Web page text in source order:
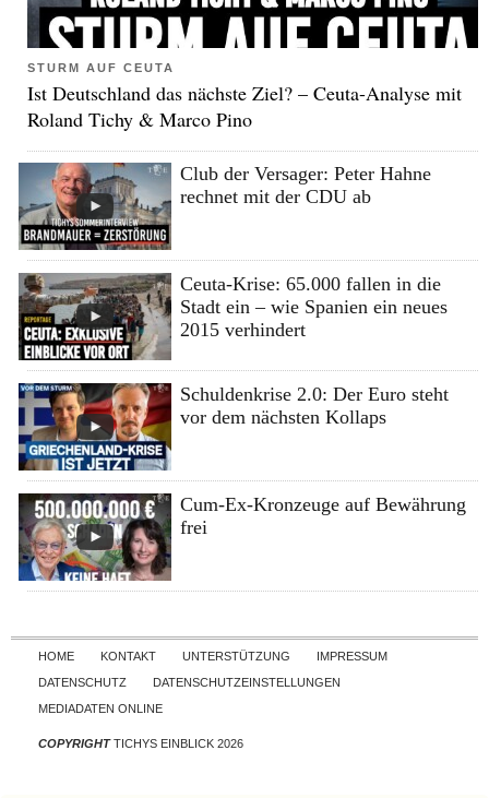
STURM AUF CEUTA
Ist Deutschland das nächste Ziel? – Ceuta-Analyse mit
Roland Tichy & Marco Pino
Club der Versager: Peter Hahne
rechnet mit der CDU ab
Ceuta-Krise: 65.000 fallen in die
Stadt ein – wie Spanien ein neues
2015 verhindert
Schuldenkrise 2.0: Der Euro steht
vor dem nächsten Kollaps
Cum-Ex-Kronzeuge auf Bewährung
frei
Skip to content
HOME KONTAKT UNTERSTÜTZUNG
IMPRESSUM
DATENSCHUTZ
DATENSCHUTZEINSTELLUNGEN
MEDIADATEN ONLINE
COPYRIGHTTICHYS EINBLICK 2026